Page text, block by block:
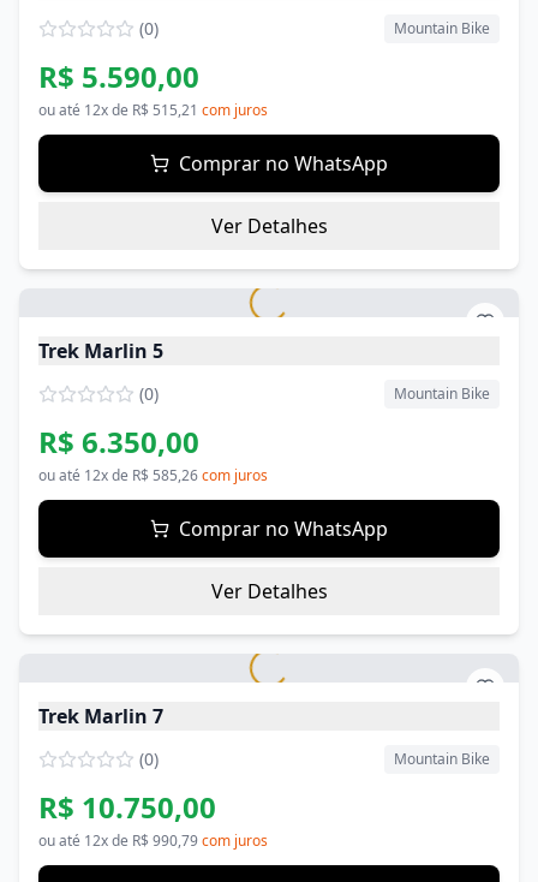
(0) Mountain Bike
R$ 5.590,00
ou até 12x de R$ 515,21 com juros
Comprar no WhatsApp
Ver Detalhes
Trek Marlin 5
(0) Mountain Bike
R$ 6.350,00
ou até 12x de R$ 585,26com juros
Comprar no WhatsApp
Ver Detalhes
Trek Marlin 7
(0) Mountain Bike
R$ 10.750,00
ou até 12x de R$ 990,79com juros